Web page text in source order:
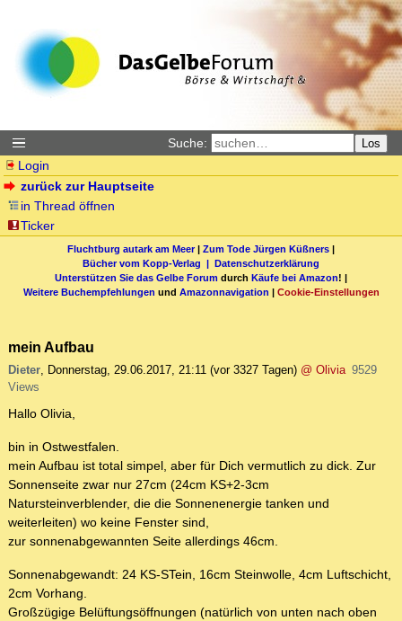
Suche: Los
Login
zurück zur Hauptseite
in Thread öffnen
Ticker
Fluchtburg autark am Meer| Zum Tode Jürgen Küßners |
Bücher vom Kopp-Verlag | Datenschutzerklärung
Unterstützen Sie das Gelbe Forum durch Käufe bei Amazon! |
Weitere Buchempfehlungen und Amazonnavigation | Cookie-Einstellungen
mein Aufbau
Dieter, Donnerstag, 29.06.2017, 21:11 (vor 3327 Tagen) @ Olivia 9529
Views
Hallo Olivia,
bin in Ostwestfalen.
mein Aufbau ist total simpel, aber für Dich vermutlich zu dick. Zur
Sonnenseite zwar nur 27cm (24cm KS+2-3cm
Natursteinverblender, die die Sonnenenergie tanken und
weiterleiten) wo keine Fenster sind,
zur sonnenabgewannten Seite allerdings 46cm.
Sonnenabgewandt: 24 KS-STein, 16cm Steinwolle, 4cm Luftschicht,
2cm Vorhang.
Großzügige Belüftungsöffnungen (natürlich von unten nach oben